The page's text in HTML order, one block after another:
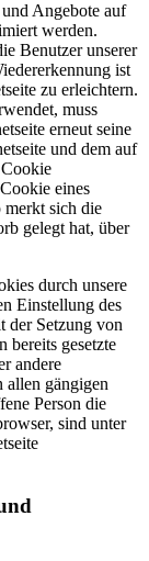
Angebote auf
werden.
Benutzer unserer
ist
zu erleichtern.
muss
erneut seine
und dem auf
eines
sich die
gelegt hat, über
durch unsere
Einstellung des
der Setzung von
bereits gesetzte
andere
allen gängigen
Person die
sind unter